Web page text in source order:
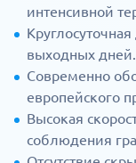
интенсивной
выходных дней.
Современно
европейского
Высокая
соблюдения